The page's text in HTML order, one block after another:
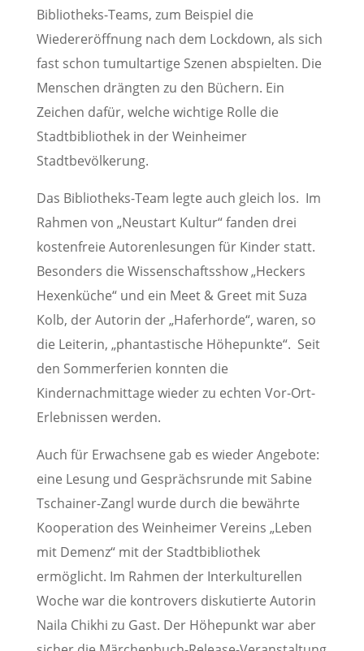
Bibliotheks-Teams, zum Beispiel die
Wiedereröffnung nach dem Lockdown, als sich
fast schon tumultartige Szenen abspielten. Die
Menschen drängten zu den Büchern. Ein
Zeichen dafür, welche wichtige Rolle die
Stadtbibliothek in der Weinheimer
Stadtbevölkerung.
Das Bibliotheks-Team legte auch gleich los. Im
Rahmen von „Neustart Kultur“ fanden drei
kostenfreie Autorenlesungen für Kinder statt.
Besonders die Wissenschaftsshow „Heckers
Hexenküche“ und ein Meet & Greet mit Suza
Kolb, der Autorin der „Haferhorde“, waren, so
die Leiterin, „phantastische Höhepunkte“. Seit
den Sommerferien konnten die
Kindernachmittage wieder zu echten Vor-Ort-
Erlebnissen werden.
Auch für Erwachsene gab es wieder Angebote:
eine Lesung und Gesprächsrunde mit Sabine
Tschainer-Zangl wurde durch die bewährte
Kooperation des Weinheimer Vereins „Leben
mit Demenz“ mit der Stadtbibliothek
ermöglicht. Im Rahmen der Interkulturellen
Woche war die kontrovers diskutierte Autorin
Naila Chikhi zu Gast. Der Höhepunkt war aber